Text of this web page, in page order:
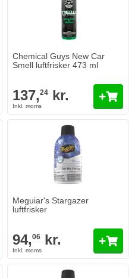
Chemical Guys New Car
Smell luftfrisker 473 ml
137,24 kr.
Meguiar's Stargazer
luftfrisker
94,06 kr.